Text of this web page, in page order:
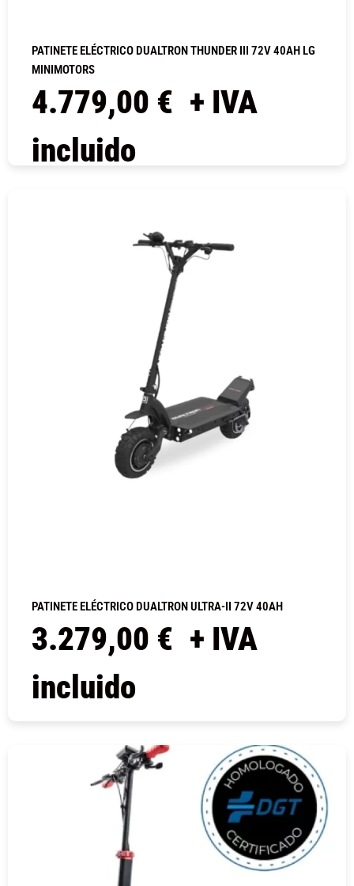
PATINETE ELÉCTRICO DUALTRON THUNDER III 72V 40AH LG
MINIMOTORS
4.779,00 € + IVA
incluido
PATINETE ELÉCTRICO DUALTRON ULTRA-II 72V 40AH
3.279,00 € + IVA
incluido